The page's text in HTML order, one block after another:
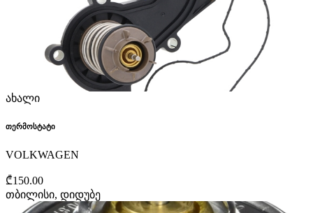
ახალი
თერმოსტატი
VOLKWAGEN
₾150.00
თბილისი, დიდუბე